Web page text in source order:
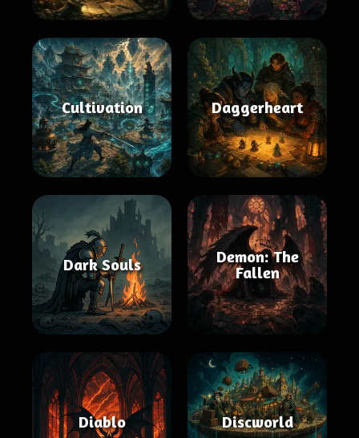
Cultivation Daggerheart
Dark Souls
Demon: The
Fallen
Diablo Discworld